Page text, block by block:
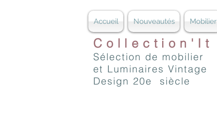
Accueil Nouveautés Mobilier
Collection'It
Sélection de mobilier
et Luminaires Vintage
Design 20e siècle